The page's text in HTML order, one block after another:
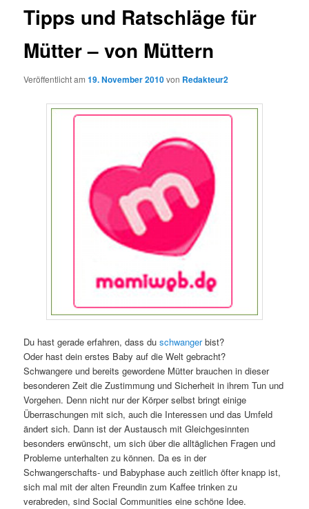
Tipps und Ratschläge für
Mütter – von Müttern
Veröffentlicht am19. November 2010von Redakteur2
Du hast gerade erfahren, dass duschwangerbist?
Oder hast dein erstes Baby auf die Welt gebracht?
Schwangere und bereits gewordene Mütter brauchen in dieser
besonderen Zeit die Zustimmung und Sicherheit in ihrem Tun und
Vorgehen. Denn nicht nur der Körper selbst bringt einige
Überraschungen mit sich, auch die Interessen und das Umfeld
ändert sich. Dann ist der Austausch mit Gleichgesinnten
besonders erwünscht, um sich über die alltäglichen Fragen und
Probleme unterhalten zu können. Da es in der
Schwangerschafts- und Babyphase auch zeitlich öfter knapp ist,
sich mal mit der alten Freundin zum Kaffee trinken zu
verabreden, sind Social Communities eine schöne Idee.